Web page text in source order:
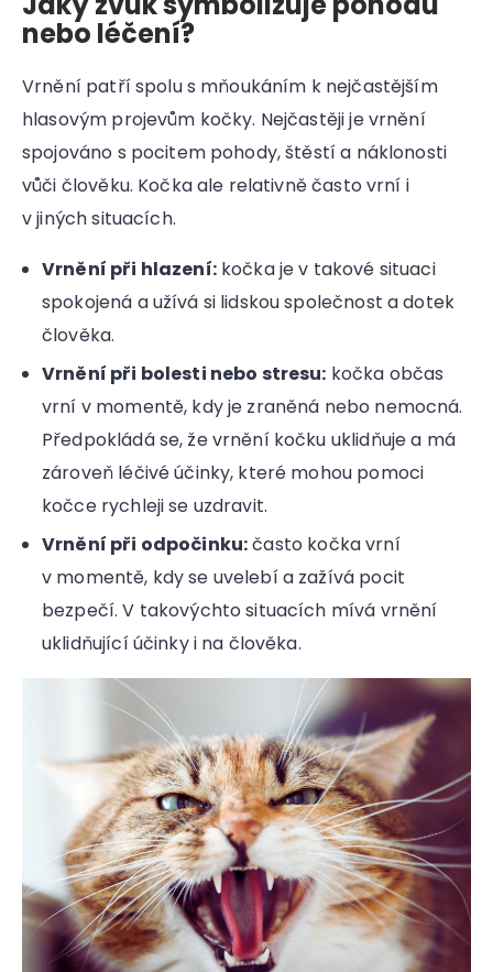
nebo léčení?
Vrnění patří spolu s mňoukáním k nejčastějším
hlasovým projevům kočky. Nejčastěji je vrnění
spojováno s pocitem pohody, štěstí a náklonosti
vůči člověku. Kočka ale relativně často vrní i
v jiných situacích.
Vrnění při hlazení:kočka je v takové situaci
spokojená a užívá si lidskou společnost a dotek
člověka.
Vrnění při bolesti nebo stresu: kočka občas
vrní v momentě, kdy je zraněná nebo nemocná.
Předpokládá se, že vrnění kočku uklidňuje a má
zároveň léčivé účinky, které mohou pomoci
kočce rychleji se uzdravit.
Vrnění při odpočinku:často kočka vrní
v momentě, kdy se uvelebí a zažívá pocit
bezpečí. V takovýchto situacích mívá vrnění
uklidňující účinky i na člověka.